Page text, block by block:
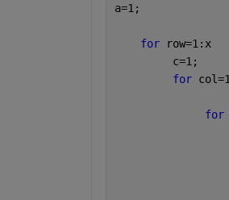
a=1;
for
row=1:x
         c=1;
for
for